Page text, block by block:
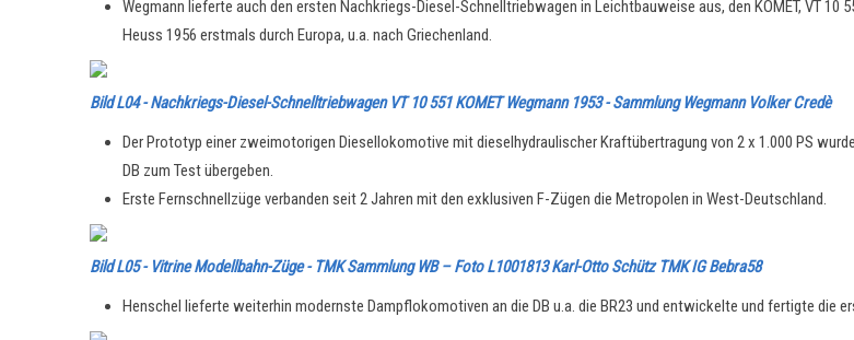
Wegmann lieferte auch den ersten Nachkriegs-Diesel-Schnelltriebwagen in Leichtbauweise aus, den KOMET, VT
Heuss 1956 erstmals durch Europa, u.a. nach Griechenland.
Bild L04 - Nachkriegs-Diesel-Schnelltriebwagen VT 10 551 KOMET Wegmann 1953 - Sammlung Wegmann Volker Credè
Der Prototyp einer zweimotorigen Diesellokomotive mit dieselhydraulischer Kraftübertragung von 2 x 1.000 PS
DB zum Test übergeben.
Erste Fernschnellzüge verbanden seit 2 Jahren mit den exklusiven F-Zügen die Metropolen in West-Deutschland.
Bild L05 - Vitrine Modellbahn-Züge - TMK Sammlung WB – Foto L1001813 Karl-Otto Schütz TMK IG Bebra58
Henschel lieferte weiterhin modernste Dampflokomotiven an die DB u.a. die BR23 und entwickelte und fertigte die